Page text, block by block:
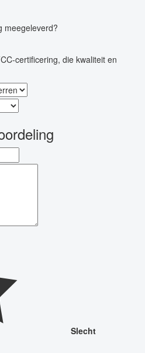
meegeleverd?
certificering, die kwaliteit en
Slecht